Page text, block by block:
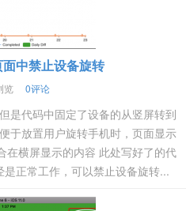
面中禁止设备旋转
览 0评论
是代码中固定了设备的从竖屏转到
于放置用户旋转手机时，页面显示
在横屏显示的内容 此处写好了的代
正常工作，可以禁止设备旋转...